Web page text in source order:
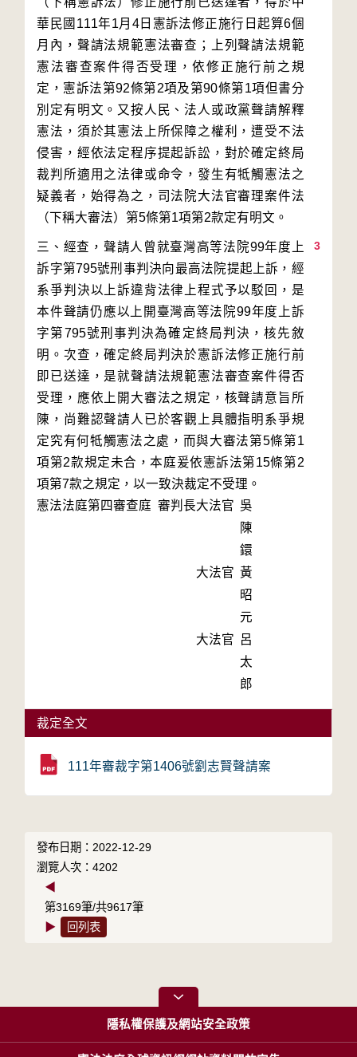
華民國111年1月4日憲訴法修正施行日起算6個
月內，聲請法規範憲法審查；上列聲請法規範
憲法審查案件得否受理，依修正施行前之規
定，憲訴法第92條第2項及第90條第1項但書分
別定有明文。又按人民、法人或政黨聲請解釋
憲法，須於其憲法上所保障之權利，遭受不法
侵害，經依法定程序提起訴訟，對於確定終局
裁判所適用之法律或命令，發生有牴觸憲法之
疑義者，始得為之，司法院大法官審理案件法
3
三、經查，聲請人曾就臺灣高等法院99年度上
訴字第795號刑事判決向最高法院提起上訴，經
系爭判決以上訴違背法律上程式予以駁回，是
本件聲請仍應以上開臺灣高等法院99年度上訴
字第795號刑事判決為確定終局判決，核先敘
明。次查，確定終局判決於憲訴法修正施行前
即已送達，是就聲請法規範憲法審查案件得否
受理，應依上開大審法之規定，核聲請意旨所
陳，尚難認聲請人已於客觀上具體指明系爭規
定究有何牴觸憲法之處，而與大審法第5條第1
項第2款規定未合，本庭爰依憲訴法第15條第2
項第7款之規定，以一致決裁定不受理。
憲法法庭第四審查庭 審判長大法官 吳
陳
鐶
大法官 黃
昭
元
大法官 呂
太
郎
裁定全文
111年審裁字第1406號劉志賢聲請案
發布日期：2022-12-29
瀏覽人次：4202
◀
第3169筆/共9617筆
▶
回列表
隱私權保護及網站安全政策